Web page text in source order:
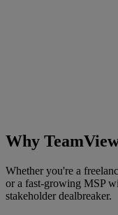
Why
Whether you're a
or a fast-growing MSP
stakeholder dealbreaker.